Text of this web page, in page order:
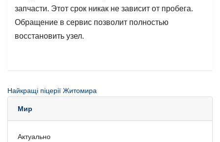
запчасти. Этот срок никак не зависит от пробега.
Обращение в сервис позволит полностью
восстановить узел.
Найкращі піцерії Житомира
Мир
Актуально